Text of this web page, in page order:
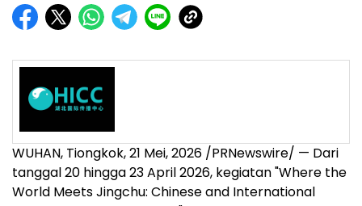
WUHAN, Tiongkok,21 Mei, 2026 /PRNewswire/ — Dari
tanggal 20 hingga 23 April 2026, kegiatan "Where the
World Meets Jingchu: Chinese and International